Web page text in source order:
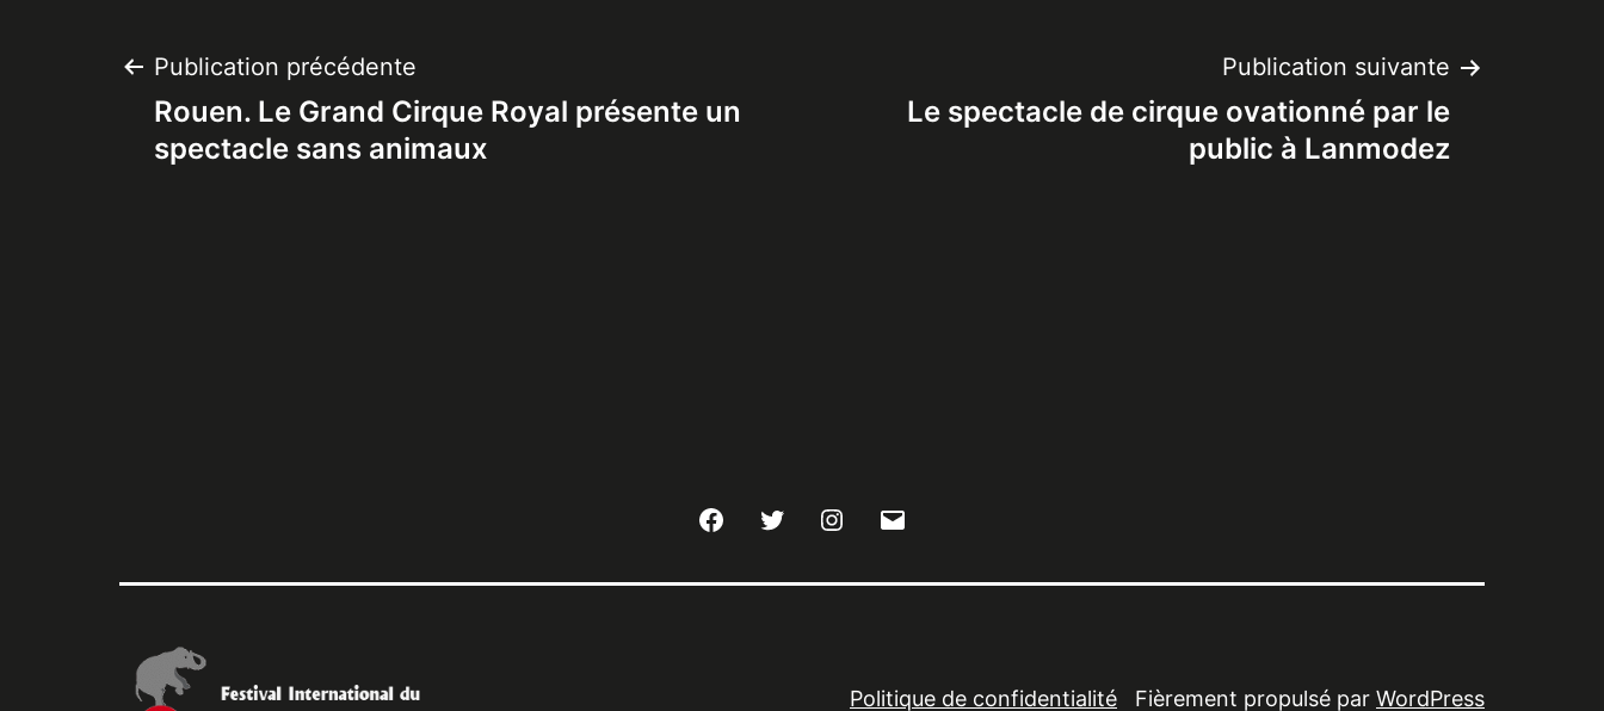
Navigation
de
Publication précédente
Rouen. Le Grand Cirque Royal présente un
spectacle sans animaux
Publication suivante
Le spectacle de cirque ovationné par le
public à Lanmodez
FacebookTwitter Instagram
Politique de confidentialité Fièrement propulsé par WordPress